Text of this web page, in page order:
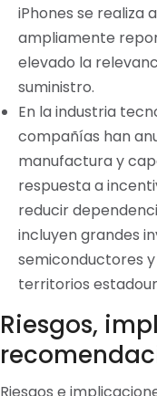
iPhones se realiza
ampliamente
elevado la
suministro.
En la industria
compañías han
manufactura y
respuesta a
reducir
incluyen grandes
semiconductores
territorios
Riesgos,